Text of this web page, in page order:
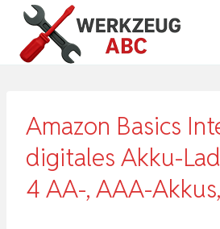
Zum
Inhalt
springen
Amazon Basics
digitales Akku-
4 AA-, AAA-